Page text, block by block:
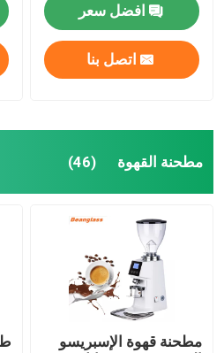
افضل سعر
اتصل بنا
مطحنة القهوة (46)
مطحنة قهوة الإسبريسو